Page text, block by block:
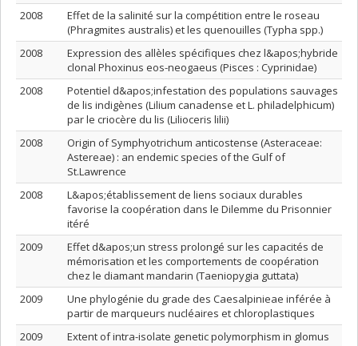
2008
Effet de la salinité sur la compétition entre le roseau
(Phragmites australis) et les quenouilles (Typha spp.)
2008
Expression des allèles spécifiques chez l&apos;hybride
clonal Phoxinus eos-neogaeus (Pisces : Cyprinidae)
2008
Potentiel d&apos;infestation des populations sauvages
de lis indigènes (Lilium canadense et L. philadelphicum)
par le criocère du lis (Lilioceris lilii)
2008
Origin of Symphyotrichum anticostense (Asteraceae:
Astereae) : an endemic species of the Gulf of
St.Lawrence
2008
L&apos;établissement de liens sociaux durables
favorise la coopération dans le Dilemme du Prisonnier
itéré
2009
Effet d&apos;un stress prolongé sur les capacités de
mémorisation et les comportements de coopération
chez le diamant mandarin (Taeniopygia guttata)
2009
Une phylogénie du grade des Caesalpinieae inférée à
partir de marqueurs nucléaires et chloroplastiques
2009
Extent of intra-isolate genetic polymorphism in glomus